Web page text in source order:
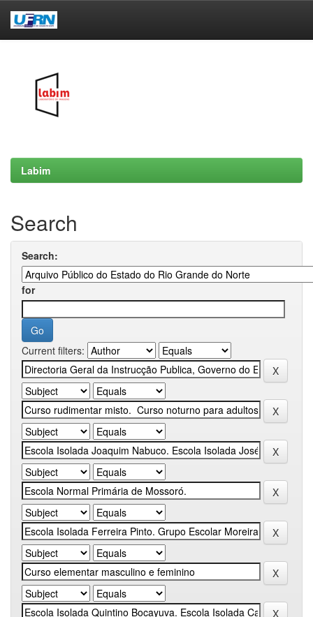
Labim
Search
Search:
for
Current filters: